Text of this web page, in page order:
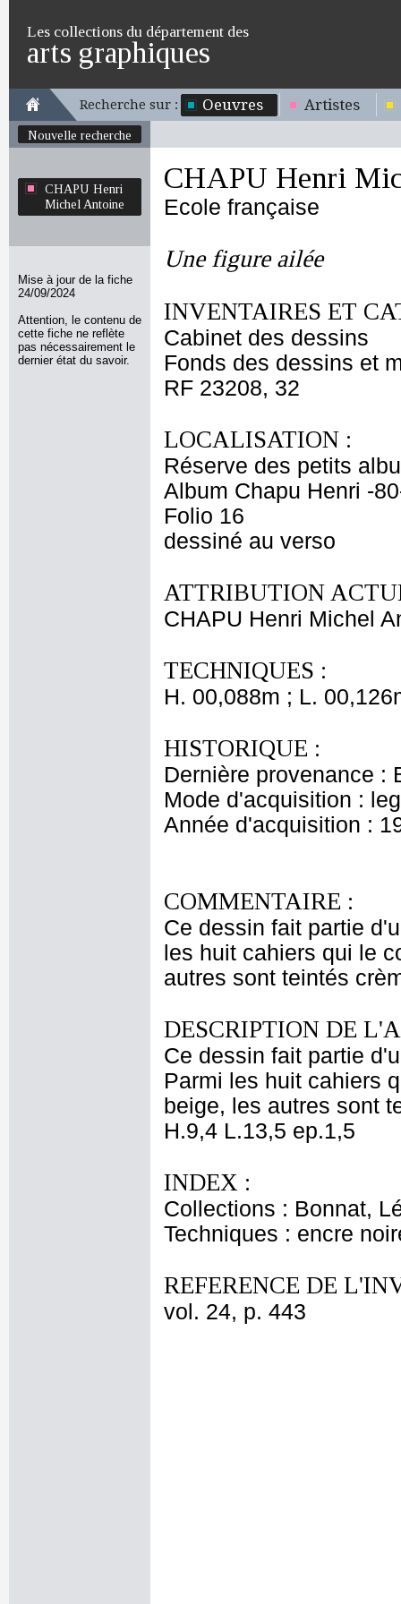
Les collections du département des
arts graphiques
Recherche sur : Oeuvres Artistes
Nouvelle recherche
CHAPU Henri
Michel Antoine
Mise à jour de la fiche
24/09/2024
Attention, le contenu de
cette fiche ne reflète
pas nécessairement le
dernier état du savoir.
CHAPU Henri
Ecole française
Une figure ailée
INVENTAIRES ET
Cabinet des dessins
Fonds des dessins et
RF 23208, 32
LOCALISATION :
Réserve des petits
Album Chapu Henri -
Folio 16
dessiné au verso
ATTRIBUTION
CHAPU Henri Michel
TECHNIQUES :
H. 00,088m ; L.
HISTORIQUE :
Dernière provenance :
Mode d'acquisition :
Année d'acquisition :
COMMENTAIRE :
Ce dessin fait partie
les huit cahiers qui le
autres sont teintés
DESCRIPTION DE
Ce dessin fait partie
Parmi les huit cahiers
beige, les autres sont
H.9,4 L.13,5 ep.1,5
INDEX :
Collections : Bonnat,
Techniques : encre
REFERENCE DE
vol. 24, p. 443